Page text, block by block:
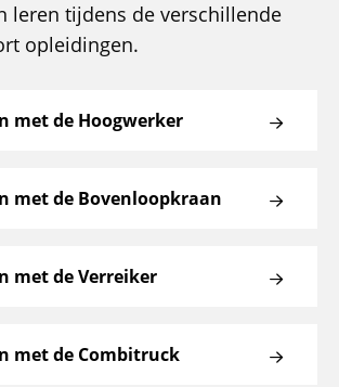
leren tijdens de verschillende
opleidingen.
met de Hoogwerker
met de Bovenloopkraan
met de Verreiker
met de Combitruck